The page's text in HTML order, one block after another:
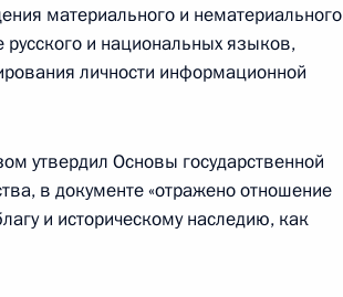
материального и нематериального
русского и национальных языков,
личности информационной
утвердил Основы государственной
в документе «отражено отношение
и историческому наследию, как